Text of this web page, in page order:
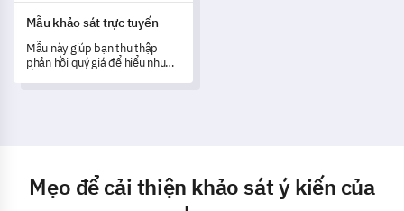
Mẫu khảo sát trực tuyến
Mẫu này giúp bạn thu thập
phản hồi quý giá để hiểu nhu
Mẹo để cải thiện khảo sát ý kiến của